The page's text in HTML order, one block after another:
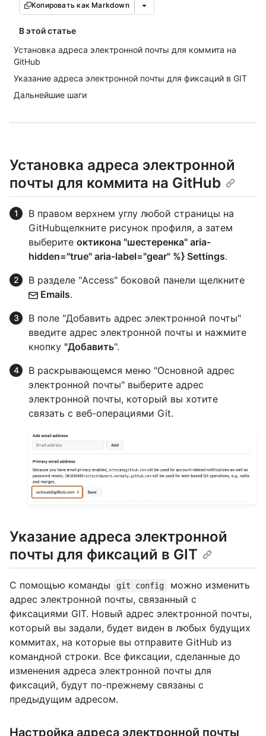
Копировать как Markdown
В этой статье
Установка адреса электронной почты для коммита на
GitHub
Указание адреса электронной почты для фиксаций в GIT
Дальнейшие шаги
Установка адреса электронной
почты для коммита на GitHub
В правом верхнем углу любой страницы на
GitHubщелкните рисунок профиля, а затем
выберите октикона "шестеренка" aria-
hidden="true" aria-label="gear" %} Settings.
В разделе "Access" боковой панели щелкните
Emails.
В поле "Добавить адрес электронной почты"
введите адрес электронной почты и нажмите
кнопку "Добавить".
В раскрывающемся меню "Основной адрес
электронной почты" выберите адрес
электронной почты, который вы хотите
связать с веб-операциями Git.
Указание адреса электронной
почты для фиксаций в GIT
С помощью команды git config
можно изменить
адрес электронной почты, связанный с
фиксациями GIT. Новый адрес электронной почты,
который вы задали, будет виден в любых будущих
коммитах, на которые вы отправите GitHub из
командной строки. Все фиксации, сделанные до
изменения адреса электронной почты для
фиксаций, будут по-прежнему связаны с
предыдущим адресом.
Настройка адреса электронной почты